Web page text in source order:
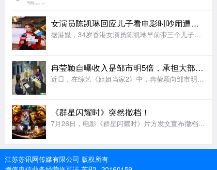
女演员陈凯琳回应儿子看电影时吵闹遭人淋奶油：已经报警备案
据港媒，34岁香港女演员陈凯琳早前带三个儿子看电影时遭网友发文投诉称，三个小孩一直说话打闹，影响其他观众。还有网友爆料说其二儿子不小心踢到前排观众座椅，散场时该观众向陈凯琳儿子头上疑似淋奶油。陈凯琳出
冉莹颖自曝收入是邹市明5倍，承担大部分养家重担，提议按比例设共管账户
近日，在综艺《姐姐当家2》中，冉莹颖向邹市明提议设立“家庭共管账户”，按收入比例承担家庭开销，引发网友热议。在节目中，冉莹颖提出和邹市明按收入比例注入资金用于共同开销，剩余部分各自支配，过上“AA制家
《群星闪耀时》突然撤档！
7月26日，电影《群星闪耀时》片方发文宣布撤档：经过团队的慎重考虑，我们决定调整《群星闪耀时》的上映计划。电影《群星闪耀时》是一部以中国航天事业为背景的科幻电影，承载着对几代航天人的敬意。这部电影里有
江苏苏讯网传媒有限公司 版权所有